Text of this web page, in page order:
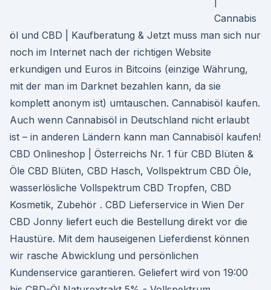
Cannabis
öl und CBD | Kaufberatung & Jetzt muss man sich nur
noch im Internet nach der richtigen Website
erkundigen und Euros in Bitcoins (einzige Währung,
mit der man im Darknet bezahlen kann, da sie
komplett anonym ist) umtauschen. Cannabisöl kaufen.
Auch wenn Cannabisöl in Deutschland nicht erlaubt
ist – in anderen Ländern kann man Cannabisöl kaufen!
CBD Onlineshop | Österreichs Nr. 1 für CBD Blüten &
Öle CBD Blüten, CBD Hasch, Vollspektrum CBD Öle,
wasserlösliche Vollspektrum CBD Tropfen, CBD
Kosmetik, Zubehör . CBD Lieferservice in Wien Der
CBD Jonny liefert euch die Bestellung direkt vor die
Haustüre. Mit dem hauseigenen Lieferdienst können
wir rasche Abwicklung und persönlichen
Kundenservice garantieren. Geliefert wird von 19:00